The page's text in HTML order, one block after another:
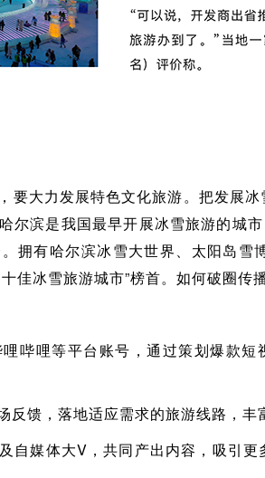
要大力发展特色文化旅游。把发展
尔滨是我国最早开展冰雪旅游的城
拥有哈尔滨冰雪大世界、太阳岛
佳冰雪旅游城市”榜首。如何破圈传
哔哩等平台账号，通过策划爆款
反馈，落地适应需求的旅游线路，丰
自媒体大V，共同产出内容，吸引